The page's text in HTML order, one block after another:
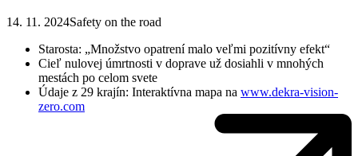
14. 11. 2024Safety on the road
Starosta: „Množstvo opatrení malo veľmi pozitívny efekt“
Cieľ nulovej úmrtnosti v doprave už dosiahli v mnohých
mestách po celom svete
Údaje z 29 krajín: Interaktívna mapa na www.dekra-vision-
zero.com